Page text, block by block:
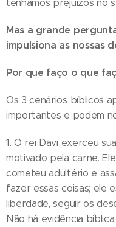
tenhamos prejuízos no
Mas a grande
impulsiona as nossas
Por que faço o que
Os 3 cenários bíblicos
importantes e podem
1. O rei Davi exerceu
motivado pela carne.
cometeu adultério e
fazer essas coisas; ele
liberdade, seguir os
Não há evidência